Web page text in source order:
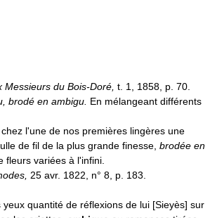
Messieurs du Bois-Doré, t. 1, 1858, p. 70.
brodé en ambigu. En mélangeant différents
l'une de nos premières lingères une
de fil de la plus grande finesse, brodée en
fleurs variées à l'infini.
25 avr. 1822, n° 8, p. 183.
yeux quantité de réflexions de lui [Sieyès] sur